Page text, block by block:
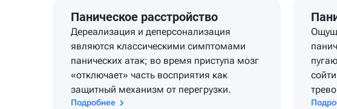
Паническое расстройство
Дереализация и деперсонализация
являются классическими симптомами
панических атак; во время приступа мозг
«отключает» часть восприятия как
защитный механизм от перегрузки.
Подробнее